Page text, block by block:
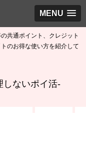
MENU
共通ポイント、クレジット
のお得な使い方を紹介して
しないポイ活-